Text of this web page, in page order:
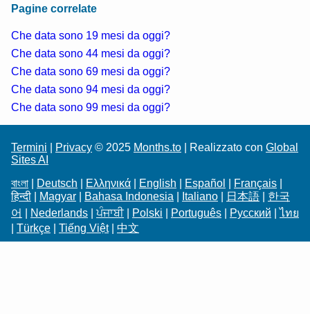
Pagine correlate
Che data sono 19 mesi da oggi?
Che data sono 44 mesi da oggi?
Che data sono 69 mesi da oggi?
Che data sono 94 mesi da oggi?
Che data sono 99 mesi da oggi?
Termini Privacy © 2025 Months.to | Realizzato con Global
Sites AI
বাংলা
Deutsch Ελληνικά English Español Français
हिन्दी
Magyar Bahasa Indonesia Italiano 日本語
한국
어
Nederlands |ਪੰਜਾਬੀ| Polski Português Русский |ไทย
Türkçe Tiếng Việt| 中文